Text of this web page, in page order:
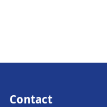
Contact